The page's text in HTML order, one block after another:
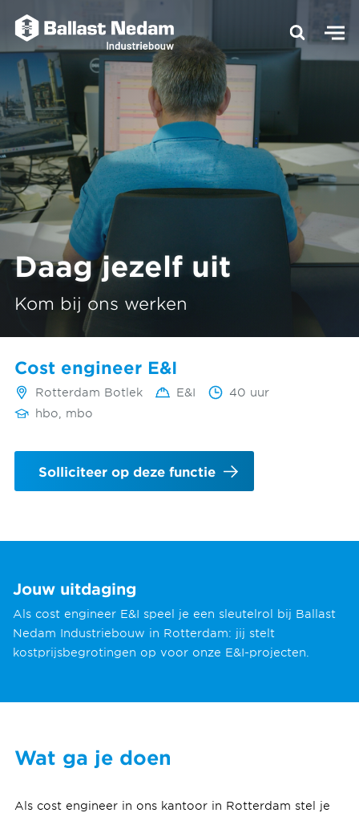
Daag jezelf uit
Kom bij ons werken
Cost engineer E&I
Rotterdam Botlek E&I
40 uur
hbo, mbo
Solliciteer op deze functie
Jouw uitdaging
Als cost engineer E&I speel je een sleutelrol bij Ballast
Nedam Industriebouw in Rotterdam: jij stelt
kostprijsbegrotingen op voor onze E&I-projecten.
Wat ga je doen
Als cost engineer in ons kantoor in Rotterdam stel je